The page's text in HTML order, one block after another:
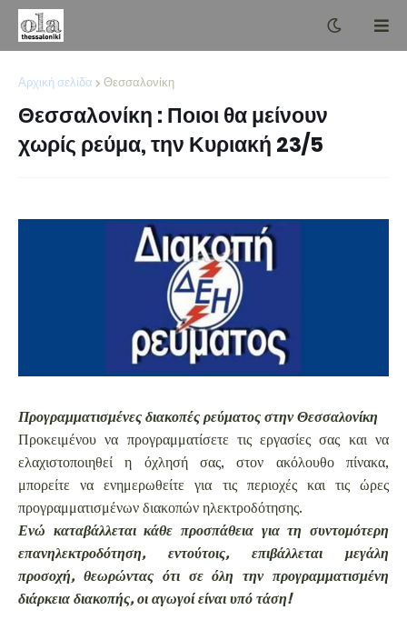
Αρχική σελίδα Θεσσαλονίκη
Θεσσαλονίκη : Ποιοι θα μείνουν
χωρίς ρεύμα, την Κυριακή 23/5
Προγραμματισμένες διακοπές ρεύματος στην Θεσσαλονίκη
Προκειμένου να προγραμματίσετε τις εργασίες σας και να
ελαχιστοποιηθεί η όχλησή σας, στον ακόλουθο πίνακα,
μπορείτε να ενημερωθείτε για τις περιοχές και τις ώρες
προγραμματισμένων διακοπών ηλεκτροδότησης.
Ενώ καταβάλλεται κάθε προσπάθεια για τη συντομότερη
επανηλεκτροδότηση, εντούτοις, επιβάλλεται μεγάλη
προσοχή, θεωρώντας ότι σε όλη την προγραμματισμένη
διάρκεια διακοπής, οι αγωγοί είναι υπό τάση!